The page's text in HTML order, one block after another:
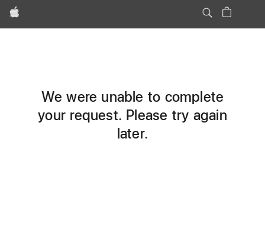
Apple
We were unable to complete
your request. Please try again
later.